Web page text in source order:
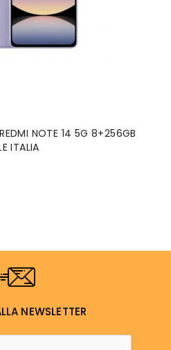
NOTE 14 5G 8+256GB
ITALIA
NEWSLETTER